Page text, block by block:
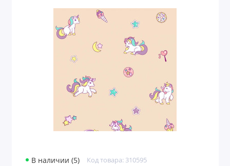
В наличии (5) Код товара: 310595